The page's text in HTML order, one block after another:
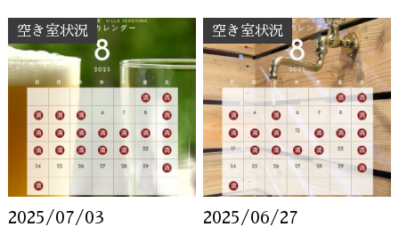
2025/07/03
空き室状況
2025/06/27
空き室状況